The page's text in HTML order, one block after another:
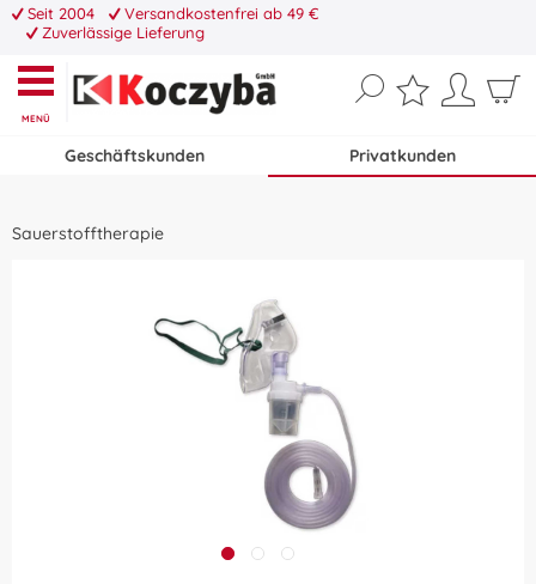
Seit 2004
Versandkostenfrei ab 49 €
Zuverlässige Lieferung
MENÜ
Geschäftskunden Privatkunden
Sauerstofftherapie